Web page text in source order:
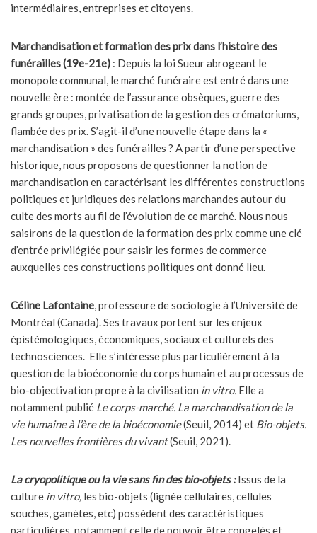
intermédiaires, entreprises et citoyens.
Marchandisation et formation des prix dans l’histoire des
funérailles (19e-21e) : Depuis la loi Sueur abrogeant le
monopole communal, le marché funéraire est entré dans une
nouvelle ère : montée de l’assurance obsèques, guerre des
grands groupes, privatisation de la gestion des crématoriums,
flambée des prix. S’agit-il d’une nouvelle étape dans la «
marchandisation » des funérailles ? A partir d’une perspective
historique, nous proposons de questionner la notion de
marchandisation en caractérisant les différentes constructions
politiques et juridiques des relations marchandes autour du
culte des morts au fil de l’évolution de ce marché. Nous nous
saisirons de la question de la formation des prix comme une clé
d’entrée privilégiée pour saisir les formes de commerce
auxquelles ces constructions politiques ont donné lieu.
Céline Lafontaine, professeure de sociologie à l’Université de
Montréal (Canada). Ses travaux portent sur les enjeux
épistémologiques, économiques, sociaux et culturels des
technosciences. Elle s’intéresse plus particulièrement à la
question de la bioéconomie du corps humain et au processus de
bio-objectivation propre à la civilisation in vitro. Elle a
notamment publié Le corps-marché. La marchandisation de la
vie humaine à l’ère de la bioéconomie(Seuil, 2014) et Bio-objets.
Les nouvelles frontières du vivant(Seuil, 2021).
La cryopolitique ou la vie sans fin des bio-objets :Issus de la
culture in vitro, les bio-objets (lignée cellulaires, cellules
souches, gamètes, etc) possèdent des caractéristiques
particulières, notamment celle de pouvoir être congelés et